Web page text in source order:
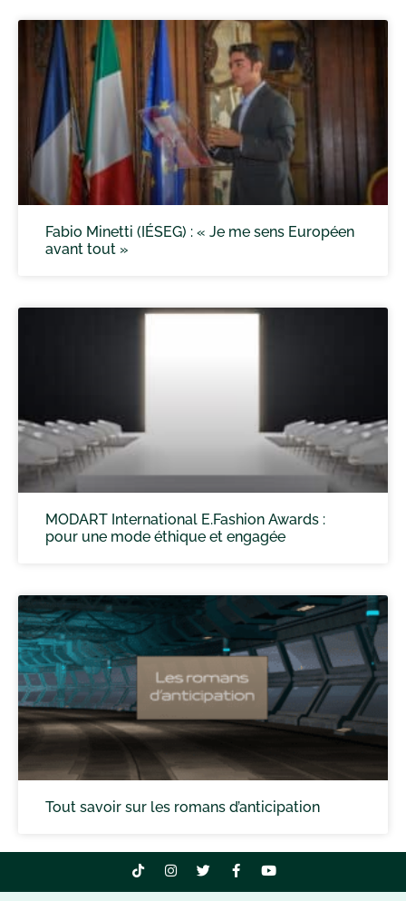
Fabio Minetti (IÉSEG) : « Je me sens Européen
avant tout »
MODART International E.Fashion Awards :
pour une mode éthique et engagée
Tout savoir sur les romans d’anticipation